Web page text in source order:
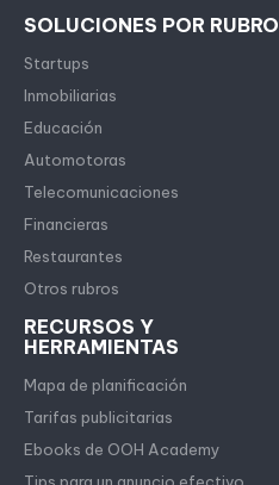
SOLUCIONES POR RUBRO
Startups
Inmobiliarias
Educación
Automotoras
Telecomunicaciones
Financieras
Restaurantes
Otros rubros
RECURSOS Y
HERRAMIENTAS
Mapa de planificación
Tarifas publicitarias
Ebooks de OOH Academy
Tips para un anuncio efectivo